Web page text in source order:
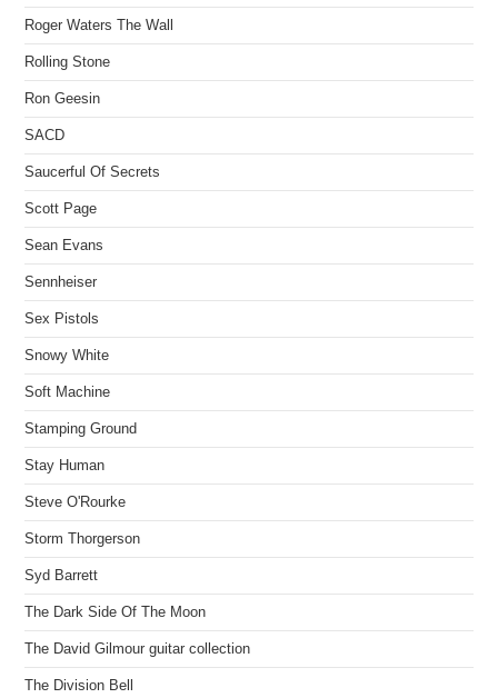
Roger Waters The Wall
Rolling Stone
Ron Geesin
SACD
Saucerful Of Secrets
Scott Page
Sean Evans
Sennheiser
Sex Pistols
Snowy White
Soft Machine
Stamping Ground
Stay Human
Steve O'Rourke
Storm Thorgerson
Syd Barrett
The Dark Side Of The Moon
The David Gilmour guitar collection
The Division Bell